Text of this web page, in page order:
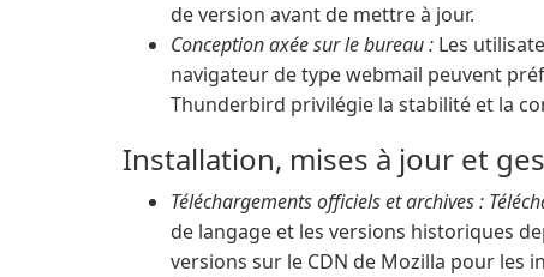
de version avant de mettre à jour.
Conception axée sur le bureau : Les
navigateur de type webmail peuvent
Thunderbird privilégie la stabilité et la
Installation, mises à jour et
Téléchargements officiels et archives :
de langage et les versions historiques
versions sur le CDN de Mozilla pour les